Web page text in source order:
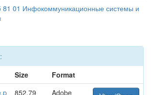
81 01 Инфокоммуникационные системы и
Size
Format
852.79 Adobe